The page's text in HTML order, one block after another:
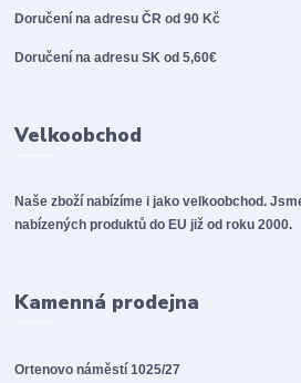
Doručení na adresu ČR od 90 Kč
Doručení na adresu SK od 5,60€
Velkoobchod
Naše zboží nabízíme i jako velkoobchod.
nabízených produktů do EU již od roku 2000.
Kamenná prodejna
Ortenovo náměstí 1025/27